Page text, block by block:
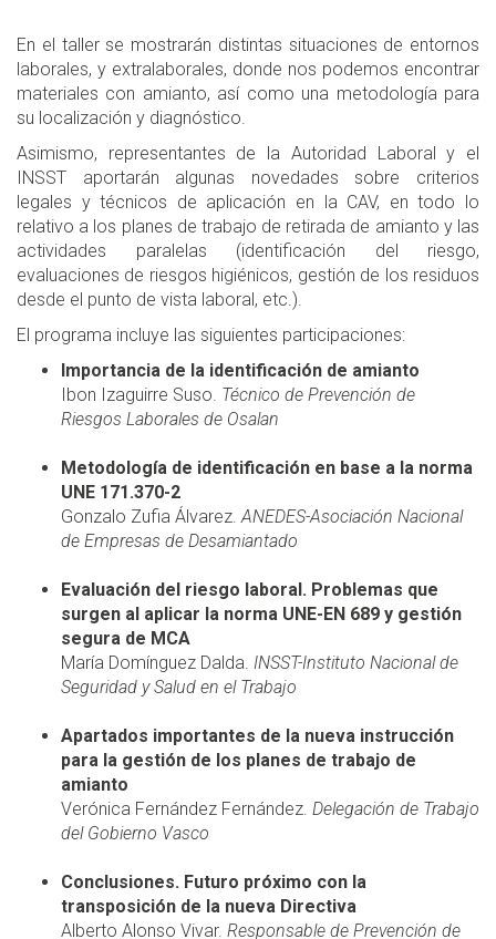
En el taller se mostrarán distintas situaciones de entornos
laborales, y extralaborales, donde nos podemos encontrar
materiales con amianto, así como una metodología para
su localización y diagnóstico.
Asimismo, representantes de la Autoridad Laboral y el
INSST aportarán algunas novedades sobre criterios
legales y técnicos de aplicación en la CAV, en todo lo
relativo a los planes de trabajo de retirada de amianto y las
actividades paralelas (identificación del riesgo,
evaluaciones de riesgos higiénicos, gestión de los residuos
desde el punto de vista laboral, etc.).
El programa incluye las siguientes participaciones:
Importancia de la identificación de amianto
Ibon Izaguirre Suso. Técnico de Prevención de
Riesgos Laborales de Osalan
Metodología de identificación en base a la norma
UNE 171.370-2
Gonzalo Zufia Álvarez.ANEDES-Asociación Nacional
de Empresas de Desamiantado
Evaluación del riesgo laboral. Problemas que
surgen al aplicar la norma UNE-EN 689 y gestión
segura de MCA
María Domínguez Dalda. INSST-Instituto Nacional de
Seguridad y Salud en el Trabajo
Apartados importantes de la nueva instrucción
para la gestión de los planes de trabajo de
amianto
Verónica Fernández Fernández. Delegación de Trabajo
del Gobierno Vasco
Conclusiones. Futuro próximo con la
transposición de la nueva Directiva
Alberto Alonso Vivar. Responsable de Prevención de